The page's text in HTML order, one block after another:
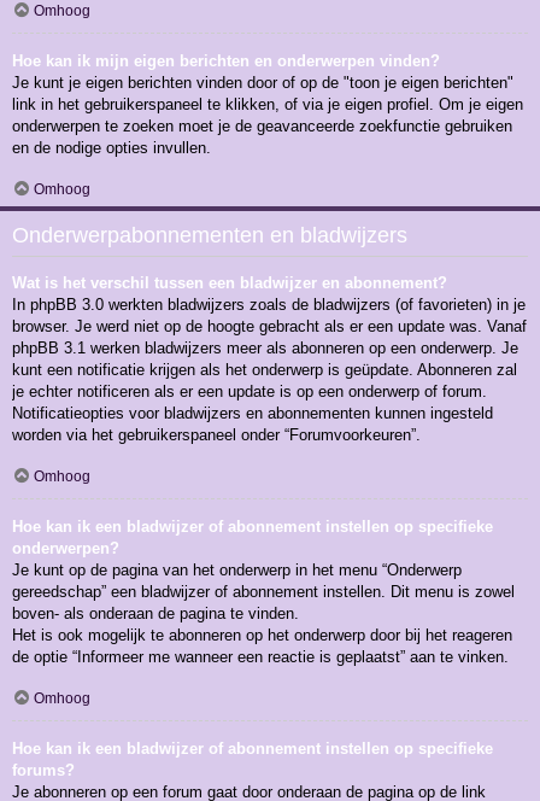
Omhoog
Hoe kan ik mijn eigen berichten en onderwerpen vinden?
Je kunt je eigen berichten vinden door of op de "toon je eigen berichten"
link in het gebruikerspaneel te klikken, of via je eigen profiel. Om je eigen
onderwerpen te zoeken moet je de geavanceerde zoekfunctie gebruiken
en de nodige opties invullen.
Omhoog
Onderwerpabonnementen en bladwijzers
Wat is het verschil tussen een bladwijzer en abonnement?
In phpBB 3.0 werkten bladwijzers zoals de bladwijzers (of favorieten) in je
browser. Je werd niet op de hoogte gebracht als er een update was. Vanaf
phpBB 3.1 werken bladwijzers meer als abonneren op een onderwerp. Je
kunt een notificatie krijgen als het onderwerp is geüpdate. Abonneren zal
je echter notificeren als er een update is op een onderwerp of forum.
Notificatieopties voor bladwijzers en abonnementen kunnen ingesteld
worden via het gebruikerspaneel onder “Forumvoorkeuren”.
Omhoog
Hoe kan ik een bladwijzer of abonnement instellen op specifieke
onderwerpen?
Je kunt op de pagina van het onderwerp in het menu “Onderwerp
gereedschap” een bladwijzer of abonnement instellen. Dit menu is zowel
boven- als onderaan de pagina te vinden.
Het is ook mogelijk te abonneren op het onderwerp door bij het reageren
de optie “Informeer me wanneer een reactie is geplaatst” aan te vinken.
Omhoog
Hoe kan ik een bladwijzer of abonnement instellen op specifieke
forums?
Je abonneren op een forum gaat door onderaan de pagina op de link